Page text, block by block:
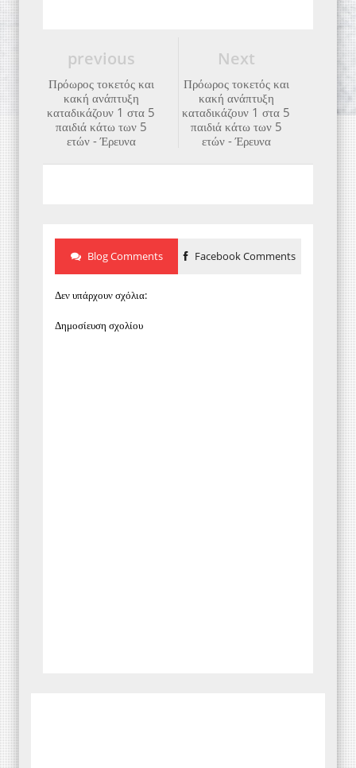
Next
Πρόωρος τοκετός και
κακή ανάπτυξη
καταδικάζουν 1 στα 5
παιδιά κάτω των 5
ετών - Έρευνα
previous
Πρόωρος τοκετός και
κακή ανάπτυξη
καταδικάζουν 1 στα 5
παιδιά κάτω των 5
ετών - Έρευνα
Blog Comments Facebook Comments
Δεν υπάρχουν σχόλια:
Δημοσίευση σχολίου